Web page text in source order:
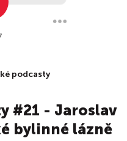
podcasty
#21 - Jaroslav
bylinné lázně